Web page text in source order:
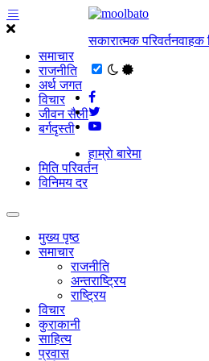
समाचार
राजनीति
अर्थ जगत
विचार
जीवन सैली
बर्गदृस्ती
सकारात्मक
हाम्राे बारेमा
मिति परिवर्तन
विनिमय दर
मुख्य पृष्ठ
समाचार
राजनीति
अन्तराष्ट्रिय
राष्ट्रिय
विचार
कुराकानी
साहित्य
प्रवास